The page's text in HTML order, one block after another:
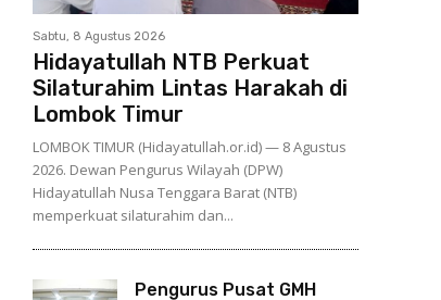
Sabtu, 8 Agustus 2026
Hidayatullah NTB Perkuat
Silaturahim Lintas Harakah di
Lombok Timur
LOMBOK TIMUR (Hidayatullah.or.id) — 8 Agustus
2026. Dewan Pengurus Wilayah (DPW)
Hidayatullah Nusa Tenggara Barat (NTB)
memperkuat silaturahim dan...
Pengurus Pusat GMH